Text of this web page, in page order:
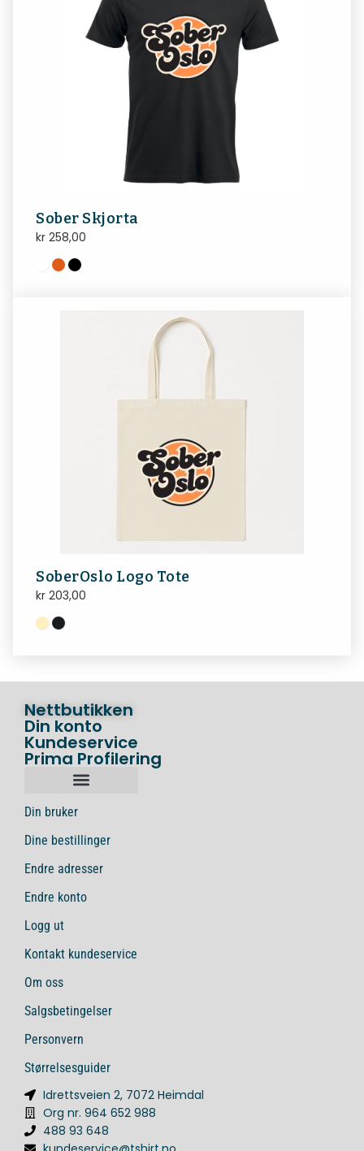
Sober Skjorta
kr 258,00
SoberOslo Logo Tote
kr 203,00
Nettbutikken
Din konto
Kundeservice
Prima Profilering
Din bruker
Dine bestillinger
Endre adresser
Endre konto
Logg ut
Kontakt kundeservice
Om oss
Salgsbetingelser
Personvern
Størrelsesguider
Idrettsveien 2, 7072 Heimdal
Org nr. 964 652 988
488 93 648